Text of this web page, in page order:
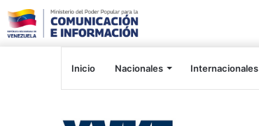
Inicio Nacionales Internacionales